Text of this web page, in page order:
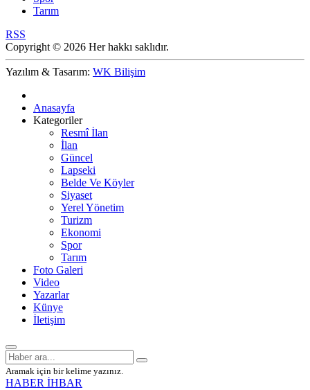
Tarım
RSS
Copyright © 2026 Her hakkı saklıdır.
Yazılım & Tasarım: WK Bilişim
Anasayfa
Kategoriler
Resmî İlan
İlan
Güncel
Lapseki
Belde Ve Köyler
Siyaset
Yerel Yönetim
Turizm
Ekonomi
Spor
Tarım
Foto Galeri
Video
Yazarlar
Künye
İletişim
Aramak için bir kelime yazınız.
HABER İHBAR